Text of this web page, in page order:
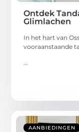
Ontdek
Glimlachen
In het hart van
vooraanstaande
...
AANBIEDINGEN